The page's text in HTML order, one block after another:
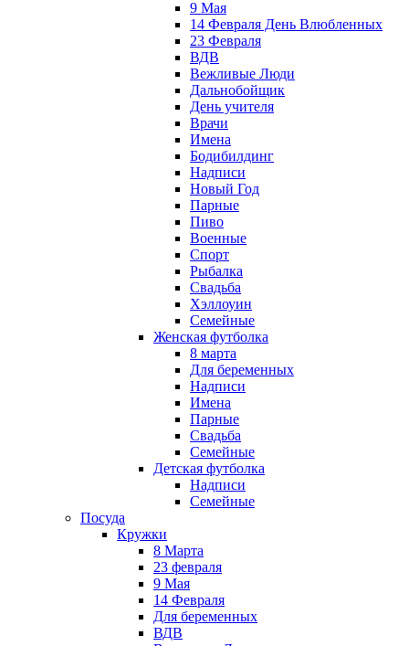
9 Мая
14 Февраля День Влюбленных
23 Февраля
ВДВ
Вежливые Люди
Дальнобойщик
День учителя
Врачи
Имена
Бодибилдинг
Надписи
Новый Год
Парные
Пиво
Военные
Спорт
Рыбалка
Свадьба
Хэллоуин
Семейные
Женская футболка
8 марта
Для беременных
Надписи
Имена
Парные
Свадьба
Семейные
Детская футболка
Надписи
Семейные
Посуда
Кружки
8 Марта
23 февраля
9 Мая
14 Февраля
Для беременных
ВДВ